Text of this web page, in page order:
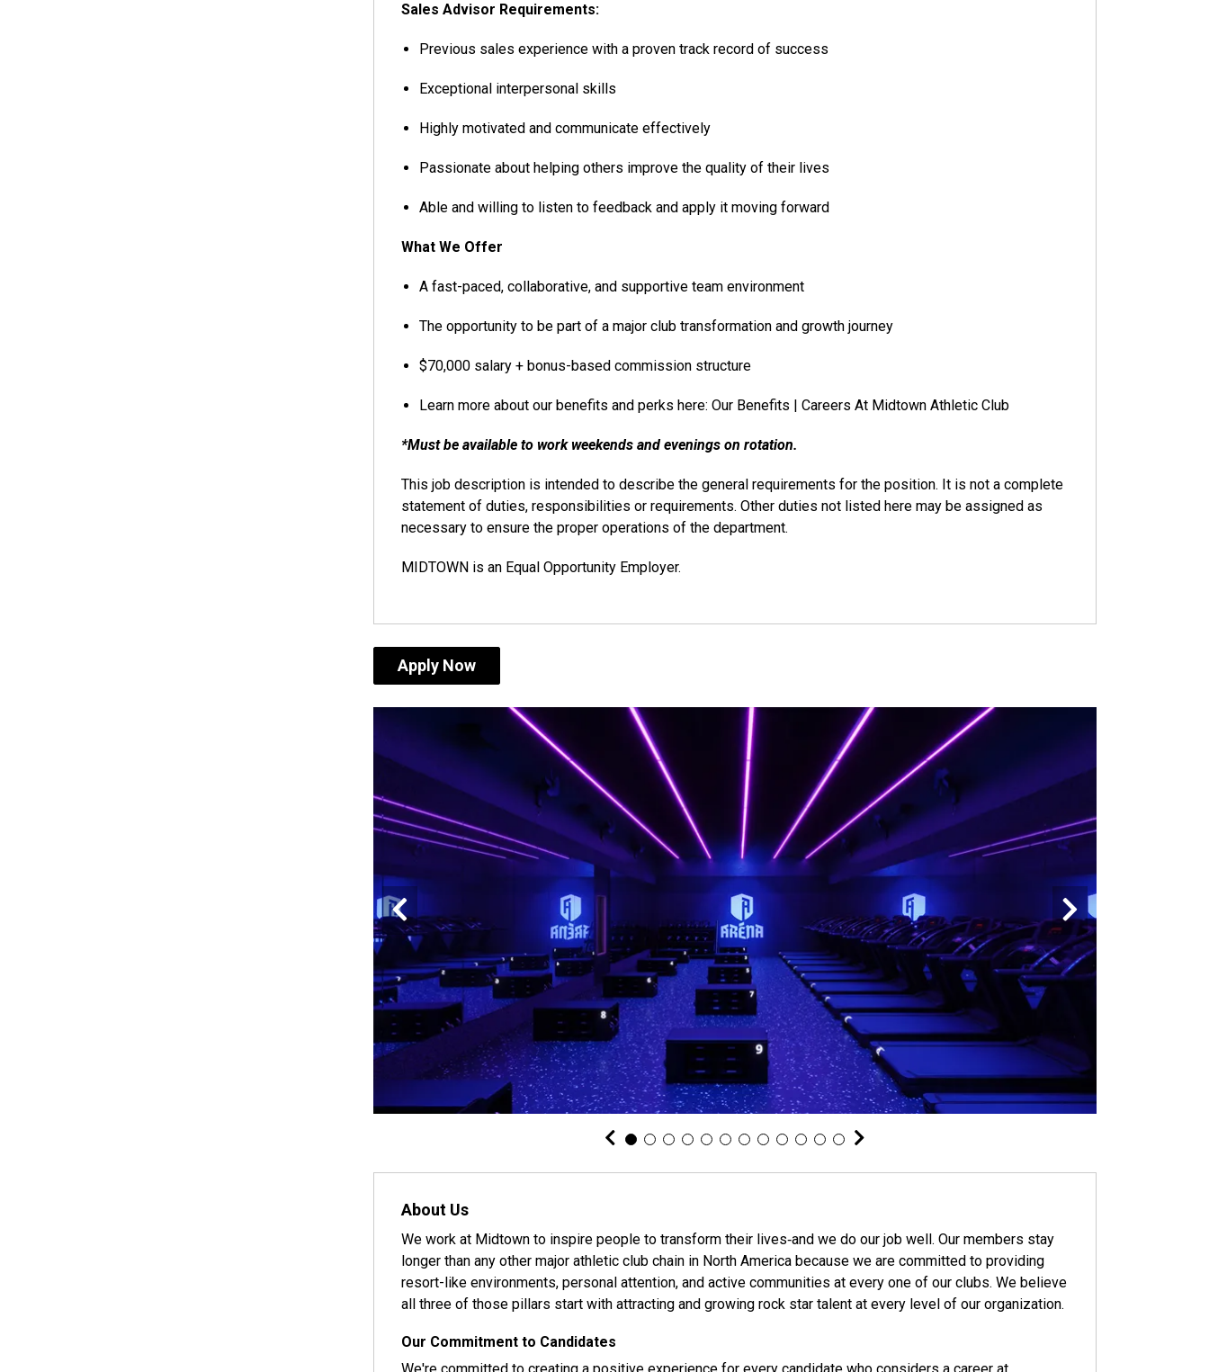
Sales Advisor Requirements:
Previous sales experience with a proven track record of success
Exceptional interpersonal skills
Highly motivated and communicate effectively
Passionate about helping others improve the quality of their lives
Able and willing to listen to feedback and apply it moving forward
What We Offer
A fast-paced, collaborative, and supportive team environment
The opportunity to be part of a major club transformation and growth journey
$70,000 salary + bonus-based commission structure
Learn more about our benefits and perks here: Our Benefits | Careers At Midtown Athletic Club
*Must be available to work weekends and evenings on rotation.
This job description is intended to describe the general requirements for the position. It is not a complete
statement of duties, responsibilities or requirements. Other duties not listed here may be assigned as
necessary to ensure the proper operations of the department.
MIDTOWN is an Equal Opportunity Employer.
Apply Now
About Us
We work at Midtown to inspire people to transform their lives‐and we do our job well. Our members stay
longer than any other major athletic club chain in North America because we are committed to providing
resort-like environments, personal attention, and active communities at every one of our clubs. We believe
all three of those pillars start with attracting and growing rock star talent at every level of our organization.
Our Commitment to Candidates